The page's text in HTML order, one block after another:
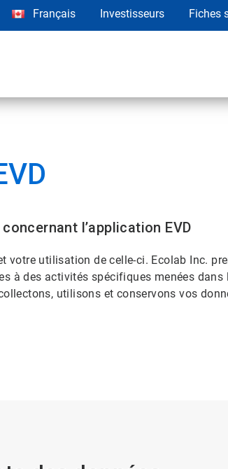
Français Investisseurs Fiches
l’application EVD
utilisation de celle-ci. Ecolab Inc.
à des activités spécifiques menées
utilisons et conservons vos